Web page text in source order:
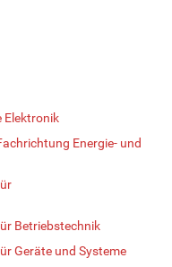
Elektronik
Energie- und
Betriebstechnik
Geräte und Systeme